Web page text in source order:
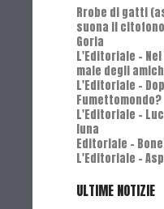
Rrobe di gatti
suona il
Goria
L'Editoriale -
male degli
L'Editoriale -
Fumettomondo?
L'Editoriale -
luna
Editoriale -
L'Editoriale -
ULTIME NOTIZIE